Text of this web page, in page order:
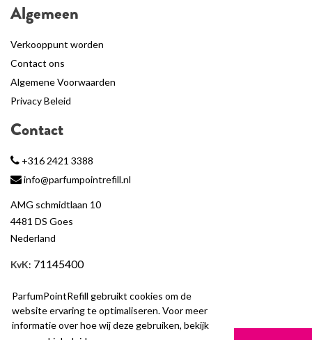
ParfumPointRefill gebruikt cookies om de
website ervaring te optimaliseren. Voor meer
informatie over hoe wij deze gebruiken, bekijk
Algemeen
Verkooppunt worden
Contact ons
Algemene Voorwaarden
Privacy Beleid
Contact
+316 2421 3388
info@parfumpointrefill.nl
AMG schmidtlaan 10
4481 DS Goes
Nederland
KvK: 71145400